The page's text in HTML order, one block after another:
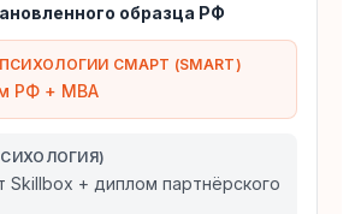
образца РФ
СМАРТ (SMART)
РФ + MBA
Skillbox + диплом партнёрского